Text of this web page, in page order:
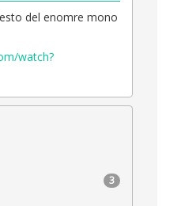
del enomre mono
watch?
3